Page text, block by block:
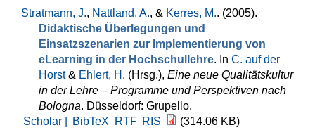
Stratmann, J., Nattland, A., & Kerres, M.. (2005).
Didaktische Überlegungen und
Einsatzszenarien zur Implementierung von
eLearning in der Hochschullehre. In C. auf der
Horst& Ehlert, H. (Hrsg.), Eine neue Qualitätskultur
in der Lehre – Programme und Perspektiven nach
Bologna. Düsseldorf: Grupello.
Scholar |
BibTeX RTF RIS (314.06 KB)